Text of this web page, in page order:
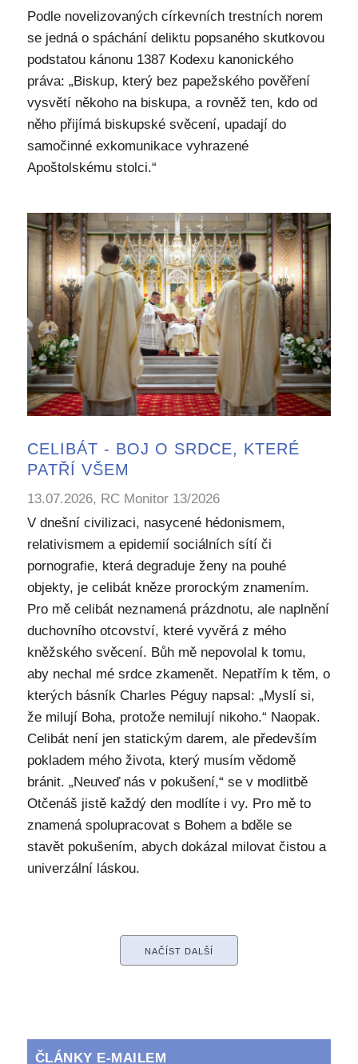
Podle novelizovaných církevních trestních norem
se jedná o spáchání deliktu popsaného skutkovou
podstatou kánonu 1387 Kodexu kanonického
práva: „Biskup, který bez papežského pověření
vysvětí někoho na biskupa, a rovněž ten, kdo od
něho přijímá biskupské svěcení, upadají do
samočinné exkomunikace vyhrazené
Apoštolskému stolci.“
CELIBÁT - BOJ O SRDCE, KTERÉ
PATŘÍ VŠEM
13.07.2026, RC Monitor 13/2026
V dnešní civilizaci, nasycené hédonismem,
relativismem a epidemií sociálních sítí či
pornografie, která degraduje ženy na pouhé
objekty, je celibát kněze prorockým znamením.
Pro mě celibát neznamená prázdnotu, ale naplnění
duchovního otcovství, které vyvěrá z mého
kněžského svěcení. Bůh mě nepovolal k tomu,
aby nechal mé srdce zkamenět. Nepatřím k těm, o
kterých básník Charles Péguy napsal: „Myslí si,
že milují Boha, protože nemilují nikoho.“ Naopak.
Celibát není jen statickým darem, ale především
pokladem mého života, který musím vědomě
bránit. „Neuveď nás v pokušení,“ se v modlitbě
Otčenáš jistě každý den modlíte i vy. Pro mě to
znamená spolupracovat s Bohem a bděle se
stavět pokušením, abych dokázal milovat čistou a
univerzální láskou.
NAČÍST DALŠÍ
ČLÁNKY E-MAILEM